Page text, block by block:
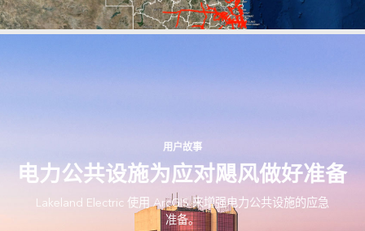
用户故事
电力公共设施为应对飓风做好准备
Lakeland Electric 使用 ArcGIS 来增强电力公共设施的应急
准备。